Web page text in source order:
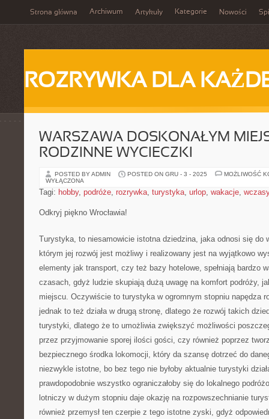
Strona główna Archiwum Artykuły Kategorie Nowości
ROZRYWKA DLA
WARSZAWA DOSKONAŁYM
RODZINNE WYCIECZKI
POSTED BY ADMIN POSTED ON GRU - 3 - 2025
MOŻLIWOŚĆ
WYŁĄCZONA
Tagi: hobby, podróże, rozrywka, turystyka, urlop, wakacje,
Odkryj piękno Wrocławia!
Turystyka, to niesamowicie istotna dziedzina, jaka odnosi się do
którym jej rozwój jest możliwy i realizowany jest na wyjątkowo
elementy jak transport, czy też bazy hotelowe, spełniają bardzo
czasach, gdyż ludzie skupiają dużą uwagę na komfort podróży,
miejscu. Oczywiście to turystyka w ogromnym stopniu napędza
jednak to też działa w drugą stronę, dlatego że rozwój takich
turystyki, dlatego że to umożliwia zwiększyć możliwości
przez przyjmowanie sporej ilości gości, czy również poprzez
bezpiecznego środka lokomocji, który da szansę dotrzeć do
niezwykle istotne, bo bez tego nie byłoby aktualnie turystyki
prawdopodobnie wszystko ograniczałoby się do lokalnego
lotniczy w dużym stopniu daje okazję na rozpowszechnianie
również przemysł ten czerpie z tego istotne zyski, gdyż